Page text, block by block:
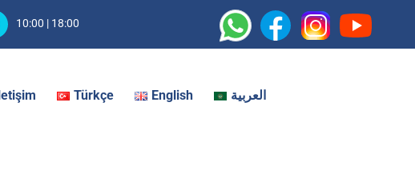
10:00 | 18:00
İletişim Türkçe English العربية